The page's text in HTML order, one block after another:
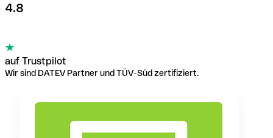
4.8
auf Trustpilot
Wir sind DATEV Partner und TÜV-Süd zertifiziert.